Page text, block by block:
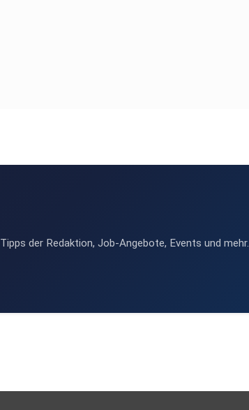
der Redaktion, Job-Angebote, Events und mehr.